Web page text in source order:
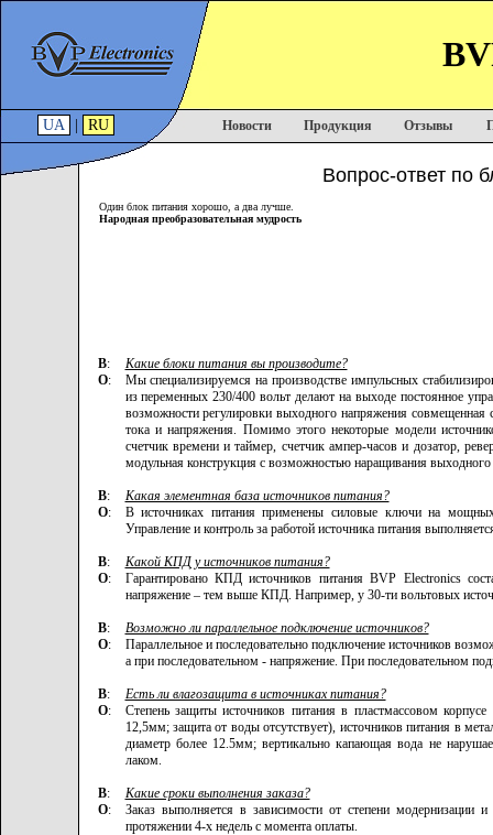
UA RU Новости Продукция Отзывы
Вопрос-ответ по
Один блок питания хорошо, а два лучше.
Народная преобразовательная мудрость
В:
Какие блоки питания вы производите?
О:
Мы специализируемся на производстве импульсных
из переменных 230/400 вольт делают на выходе постоянное
возможности регулировки выходного напряжения
тока и напряжения. Помимо этого некоторые модели
счетчик времени и таймер, счетчик ампер-часов и дозатор,
модульная конструкция с возможностью наращивания
В:
Какая элементная база источников питания?
О:
В источниках питания применены силовые ключи на
Управление и контроль за работой источника питания
В:
Какой КПД у источников питания?
О:
Гарантировано КПД источников питания BVP Electronics
напряжение – тем выше КПД. Например, у 30-ти вольтовых
В:
Возможно ли параллельное подключение источников?
О:
Параллельное и последовательно подключение источников
а при последовательном - напряжение. При последовательном
В:
Есть ли влагозащита в источниках питания?
О:
Степень защиты источников питания в пластмассовом
12,5мм; защита от воды отсутствует), источников питания в
диаметр более 12.5мм; вертикально капающая вода не
лаком.
В:
Какие сроки выполнения заказа?
О:
Заказ выполняется в зависимости от степени модернизации
протяжении 4-х недель с момента оплаты.